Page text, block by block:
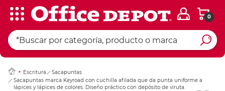
0
Escritura
Sacapuntas
Sacapuntas marca Keyroad con cuchilla afilada que da punta uniforme a
lápices y lápices de colores. Diseño práctico con depósito de viruta.
Ingresar Codigo